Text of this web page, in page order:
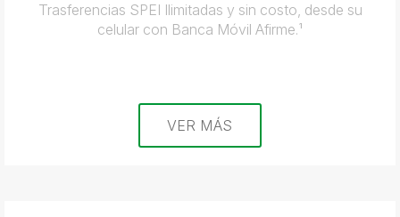
Trasferencias SPEI Ilimitadas y sin costo, desde su
celular con Banca Móvil Afirme.¹
VER MÁS